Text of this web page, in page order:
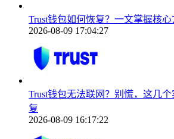
Trust钱包如何恢复？一文掌握核
2026-08-09 17:04:27
Trust钱包无法联网？别慌，这几
复
2026-08-09 16:17:22